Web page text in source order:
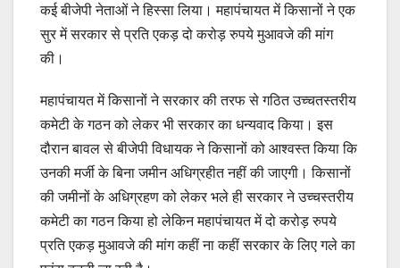
कई बीजेपी नेताओं ने हिस्सा लिया। महापंचायत में किसानों ने एक
सुर में सरकार से प्रति एकड़ दो करोड़ रुपये मुआवजे की मांग
की।
महापंचायत में किसानों ने सरकार की तरफ से गठित उच्चतस्तरीय
कमेटी के गठन को लेकर भी सरकार का धन्यवाद किया। इस
दौरान बावल से बीजेपी विधायक ने किसानों को आश्वस्त किया कि
उनकी मर्जी के बिना जमीन अधिग्रहीत नहीं की जाएगी। किसानों
की जमीनों के अधिग्रहण को लेकर भले ही सरकार ने उच्चस्तरीय
कमेटी का गठन किया हो लेकिन महापंचायत में दो करोड़ रुपये
प्रति एकड़ मुआवजे की मांग कहीं ना कहीं सरकार के लिए गले का